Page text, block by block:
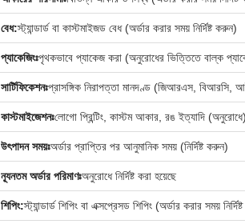
বেধ:স্ট্যান্ডার্ড বা কাস্টমাইজড বেধ (অর্ডার করার সময় নির্দিষ্ট করুন)
প্যাকেজিংঃপৃথকভাবে প্যাকেজ করা (অনুরোধের ভিত্তিতে বাল্ক
সার্টিফিকেশনঃপ্রাসঙ্গিক নিরাপত্তা মানদণ্ড (জিআরএস, বিআরসি,
কাস্টমাইজেশনঃলোগো প্রিন্টিং, কাস্টম আকার, রঙ ইত্যাদি (অনুরোধে)
উৎপাদন সময়ঃঅর্ডার প্রাপ্তির পর আনুমানিক সময় (নির্দিষ্ট করুন)
ন্যূনতম অর্ডার পরিমাণঃঅনুরোধে নির্দিষ্ট করা হয়েছে
শিপিং:স্ট্যান্ডার্ড শিপিং বা এক্সপ্রেসড শিপিং (অর্ডার করার সময়